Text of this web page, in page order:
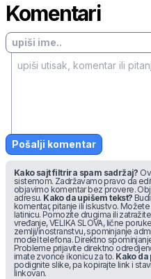
Komentari
Pošalji komentar
Kako sajt filtrira spam sadržaj?
sistemom. Zadržavamo pravo da
objavimo komentar bez provere.
adresu. Kako da upišem tekst?
komentar, pitanje ili iskustvo.
latinicu. Pomozite drugima ili
vređanje, VELIKA SLOVA, lične
zemlji/inostranstvu, spominjanje
model telefona. Direktno
Probleme prijavite direktno
imate zvonce ikonicu za to. Kako da
podignite slike, pa kopirajte link i
linkovan.